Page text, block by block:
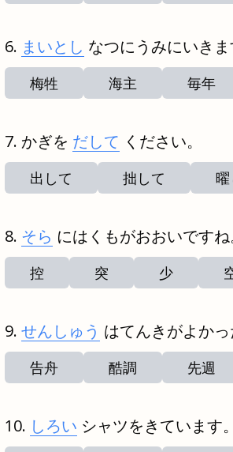
まいとし なつにうみにいきま
梅牲 海主 毎年
かぎを だして ください。
出して 拙して 曜
そら にはくもがおおいですね
控 突 少
せんしゅう はてんきがよかっ
告舟 酷調 先週
しろい シャツをきています。